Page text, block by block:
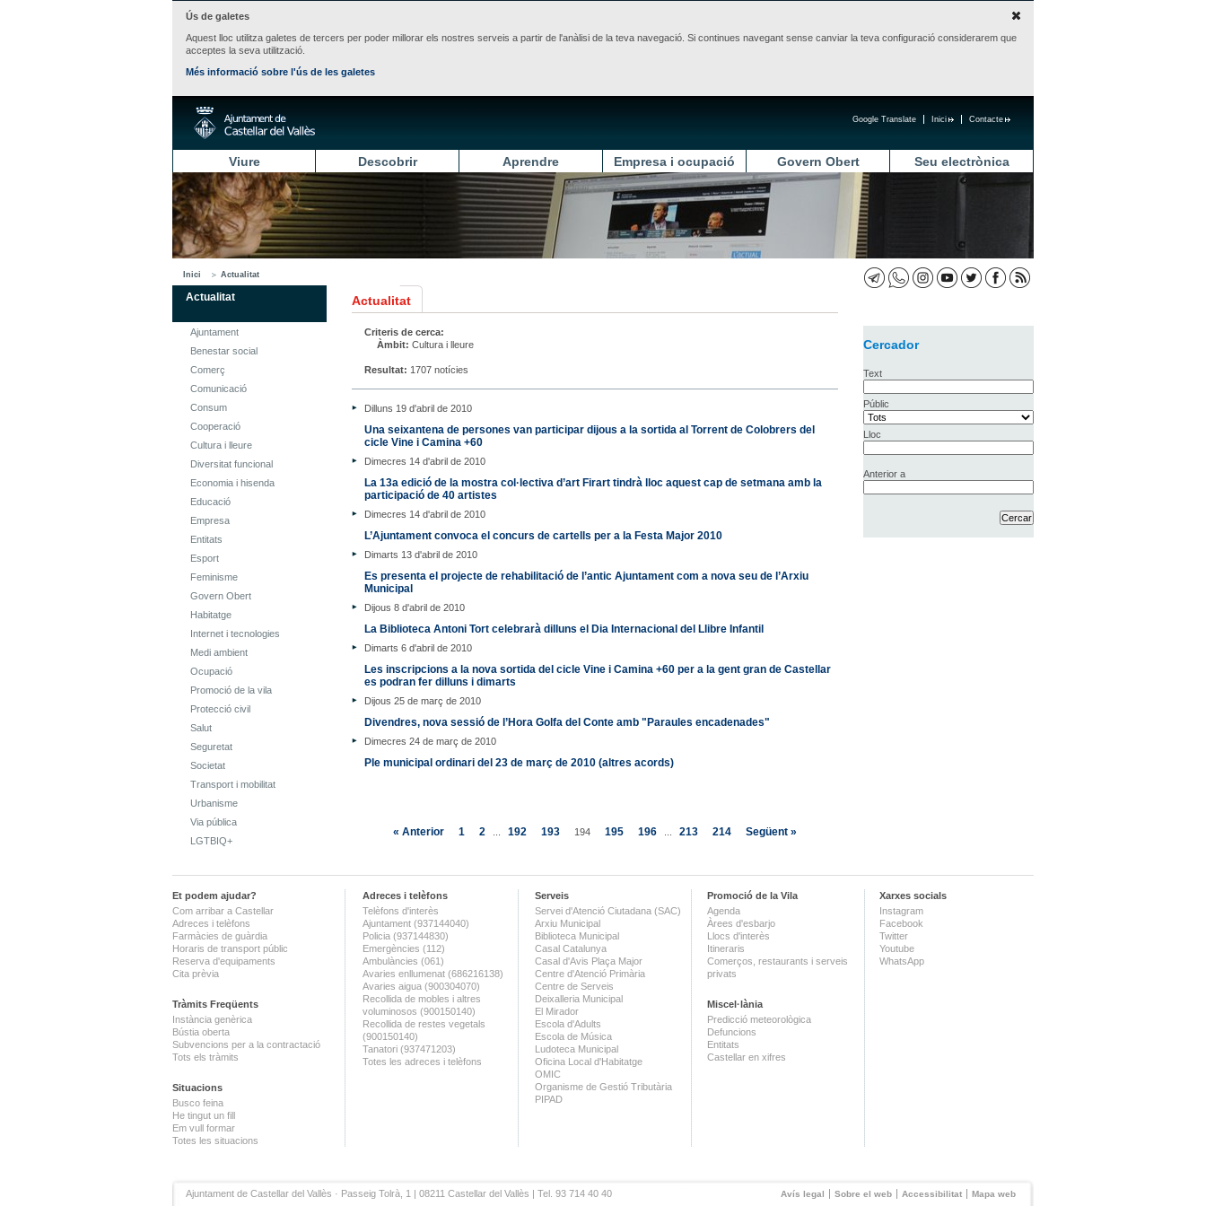
Ús de galetes
Aquest lloc utilitza galetes de tercers per poder millorar els nostres serveis a partir de l'anàlisi de la teva navegació. Si continues navegant sense canviar la teva configuració considerarem que
acceptes la seva utilització.
Més informació sobre l'ús de les galetes
Contacte
Inici
Google Translate
Viure Descobrir Aprendre Empresa i ocupació Govern Obert Seu electrònica
Inici Actualitat
Actualitat
Ajuntament
Benestar social
Comerç
Comunicació
Consum
Cooperació
Cultura i lleure
Diversitat funcional
Economia i hisenda
Educació
Empresa
Entitats
Esport
Feminisme
Govern Obert
Habitatge
Internet i tecnologies
Medi ambient
Ocupació
Promoció de la vila
Protecció civil
Salut
Seguretat
Societat
Transport i mobilitat
Urbanisme
Via pública
LGTBIQ+
Actualitat
Criteris de cerca:
Àmbit: Cultura i lleure
Resultat: 1707 notícies
Dilluns 19 d'abril de 2010
Una seixantena de persones van participar dijous a la sortida al Torrent de Colobrers del
cicle Vine i Camina +60
Dimecres 14 d'abril de 2010
La 13a edició de la mostra col·lectiva d’art Firart tindrà lloc aquest cap de setmana amb la
participació de 40 artistes
Dimecres 14 d'abril de 2010
L’Ajuntament convoca el concurs de cartells per a la Festa Major 2010
Dimarts 13 d'abril de 2010
Es presenta el projecte de rehabilitació de l’antic Ajuntament com a nova seu de l’Arxiu
Municipal
Dijous 8 d'abril de 2010
La Biblioteca Antoni Tort celebrarà dilluns el Dia Internacional del Llibre Infantil
Dimarts 6 d'abril de 2010
Les inscripcions a la nova sortida del cicle Vine i Camina +60 per a la gent gran de Castellar
es podran fer dilluns i dimarts
Dijous 25 de març de 2010
Divendres, nova sessió de l’Hora Golfa del Conte amb "Paraules encadenades"
Dimecres 24 de març de 2010
Ple municipal ordinari del 23 de març de 2010 (altres acords)
« Anterior 1 2 192 193 194 195 196 213 214 Següent »
Cercador
Text
Públic
Lloc
Anterior a
Et podem ajudar?
Com arribar a Castellar
Adreces i telèfons
Farmàcies de guàrdia
Horaris de transport públic
Reserva d'equipaments
Cita prèvia
Tràmits Freqüents
Instància genèrica
Bústia oberta
Subvencions per a la contractació
Tots els tràmits
Situacions
Busco feina
He tingut un fill
Em vull formar
Totes les situacions
Adreces i telèfons
Telèfons d'interès
Ajuntament (937144040)
Policia (937144830)
Emergències (112)
Ambulàncies (061)
Avaries enllumenat (686216138)
Avaries aigua (900304070)
Recollida de mobles i altres
voluminosos (900150140)
Recollida de restes vegetals
(900150140)
Tanatori (937471203)
Totes les adreces i telèfons
Serveis
Servei d'Atenció Ciutadana (SAC)
Arxiu Municipal
Biblioteca Municipal
Casal Catalunya
Casal d'Avis Plaça Major
Centre d'Atenció Primària
Centre de Serveis
Deixalleria Municipal
El Mirador
Escola d'Adults
Escola de Música
Ludoteca Municipal
Oficina Local d'Habitatge
OMIC
Organisme de Gestió Tributària
PIPAD
Promoció de la Vila
Agenda
Àrees d'esbarjo
Llocs d'interès
Itineraris
Comerços, restaurants i serveis
privats
Miscel·lània
Predicció meteorològica
Defuncions
Entitats
Castellar en xifres
Xarxes socials
Instagram
Facebook
Twitter
Youtube
WhatsApp
Avís legal Sobre el web Accessibilitat Mapa web
Ajuntament de Castellar del Vallès · Passeig Tolrà, 1 | 08211 Castellar del Vallès | Tel. 93 714 40 40